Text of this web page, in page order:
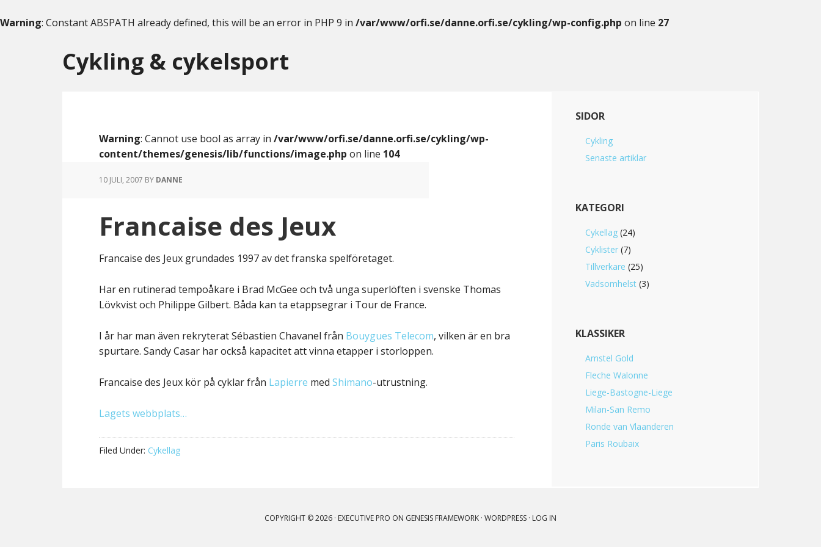
Warning: Constant ABSPATH already defined, this will be an error in PHP 9 in /var/www/orfi.se/danne.orfi.se/cykling/wp-config.php on line 27
to
content
to
primary
Cykling & cykelsport
Warning: Cannot use bool as array in /var/www/orfi.se/danne.orfi.se/cykling/wp-
content/themes/genesis/lib/functions/image.php on line 104
10 JULI, 2007 BY DANNE
Francaise des Jeux
Francaise des Jeux grundades 1997 av det franska spelföretaget.
Har en rutinerad tempoåkare i Brad McGee och två unga superlöften i svenske Thomas
Lövkvist och Philippe Gilbert. Båda kan ta etappsegrar i Tour de France.
I år har man även rekryterat Sébastien Chavanel från Bouygues Telecom, vilken är en bra
spurtare. Sandy Casar har också kapacitet att vinna etapper i storloppen.
Francaise des Jeux kör på cyklar från Lapierre med Shimano-utrustning.
Lagets webbplats…
Filed Under: Cykellag
Primary
Sidebar
SIDOR
Cykling
Senaste artiklar
KATEGORI
Cykellag (24)
Cyklister (7)
Tillverkare (25)
Vadsomhelst (3)
KLASSIKER
Amstel Gold
Fleche Walonne
Liege-Bastogne-Liege
Milan-San Remo
Ronde van Vlaanderen
Paris Roubaix
COPYRIGHT © 2026 · EXECUTIVE PRO ON GENESIS FRAMEWORK · WORDPRESS · LOG IN